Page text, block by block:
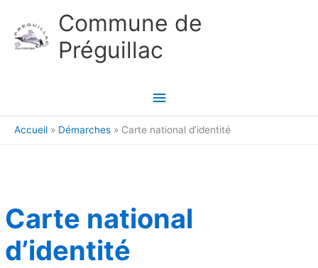
Commune de
Préguillac
Menu
principal
Accueil Démarches Carte national d’identité
Carte national
d’identité